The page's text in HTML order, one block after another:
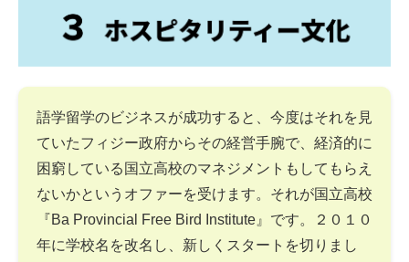
語学留学のビジネスが成功すると、今度はそれを見
ていたフィジー政府からその経営手腕で、経済的に
困窮している国立高校のマネジメントもしてもらえ
ないかというオファーを受けます。それが国立高校
『Ba Provincial Free Bird Institute』です。２０１０
年に学校名を改名し、新しくスタートを切りまし